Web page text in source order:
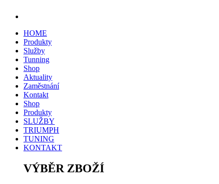
HOME
Produkty
Služby
Tunning
Shop
Aktuality
Zaměstnání
Kontakt
Shop
Produkty
SLUŽBY
TRIUMPH
TUNING
KONTAKT
VÝBĚR ZBOŽÍ